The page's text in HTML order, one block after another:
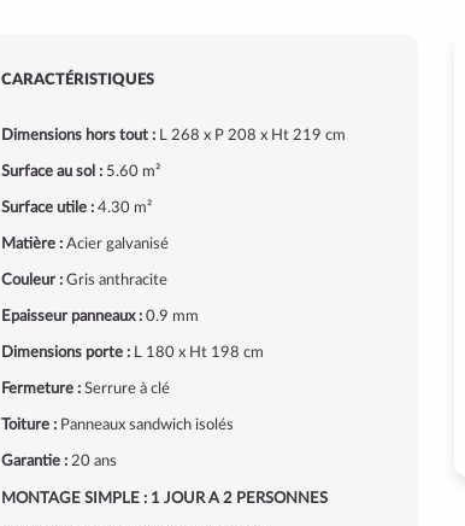
CARACTÉRISTIQUES
Dimensions hors tout :L 268 x P 208 x Ht 219 cm
Surface au sol :5.60 m²
Surface utile :4.30 m²
Matière :Acier galvanisé
Couleur :Gris anthracite
Epaisseur panneaux :0.9 mm
Dimensions porte :L 180 x Ht 198 cm
Fermeture :Serrure à clé
Toiture :Panneaux sandwich isolés
Garantie :20 ans
MONTAGE SIMPLE : 1 JOUR A 2 PERSONNES